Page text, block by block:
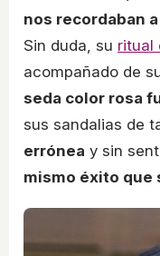
nos recordaban
Sin duda, su ritual
acompañado de
seda color rosa
sus sandalias de
errónea y sin
mismo éxito que